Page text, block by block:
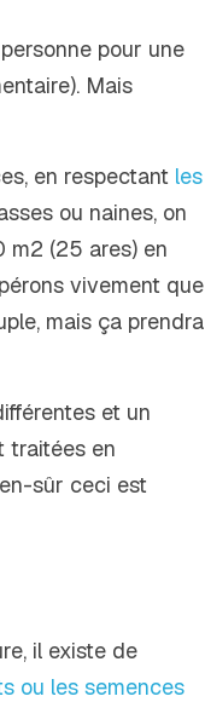
pour une
Mais
en respectant les
ou naines, on
m2 (25 ares) en
vivement que
mais ça prendra
et un
traitées en
sûr ceci est
il existe de
ou les semences